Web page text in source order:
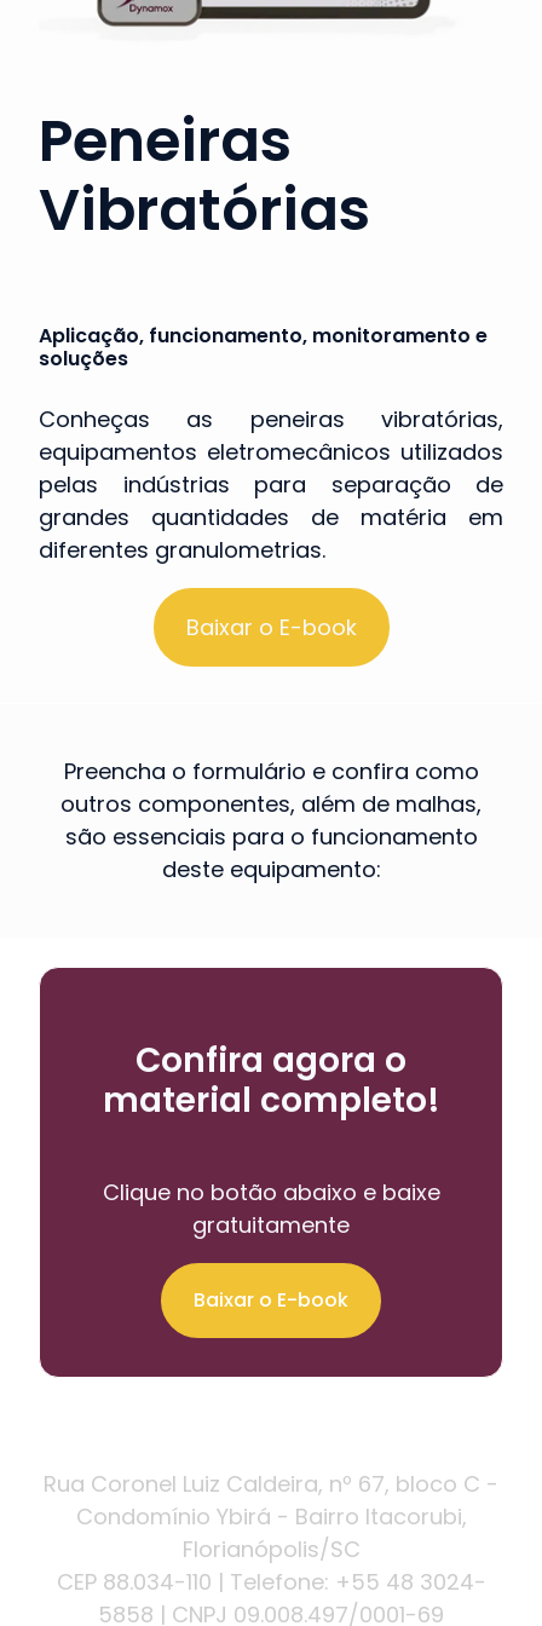
Peneiras
Vibratórias
Aplicação, funcionamento, monitoramento e
soluções
Conheças as peneiras vibratórias,
equipamentos eletromecânicos utilizados
pelas indústrias para separação de
grandes quantidades de matéria em
diferentes granulometrias.
Baixar o E-book
Preencha o formulário e confira como
outros componentes, além de malhas,
são essenciais para o funcionamento
deste equipamento:
Confira agora o
material completo!
Clique no botão abaixo e baixe
gratuitamente
Baixar o E-book
Rua Coronel Luiz Caldeira, nº 67, bloco C -
Condomínio Ybirá - Bairro Itacorubi,
Florianópolis/SC
CEP 88.034-110 | Telefone: +55 48 3024-
5858 | CNPJ 09.008.497/0001-69